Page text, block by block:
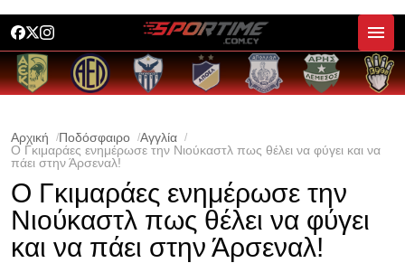
Αρχική Ποδόσφαιρο
Αγγλία
Ο Γκιμαράες ενημέρωσε την Νιούκαστλ πως θέλει να φύγει και να
πάει στην Άρσεναλ!
Ο Γκιμαράες ενημέρωσε την
Νιούκαστλ πως θέλει να φύγει
και να πάει στην Άρσεναλ!